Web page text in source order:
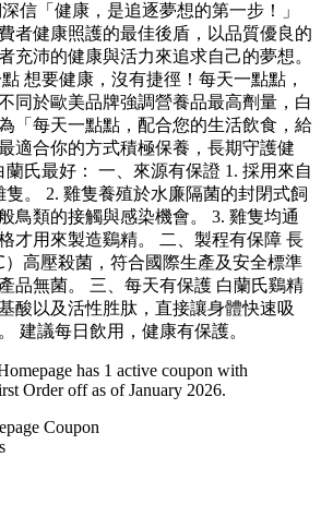
信「健康，是追逐夢想的第一步！」
者健康照護的最佳後盾，以品質優良的
充沛的健康與活力來追求自己的夢想。
想要健康，沒有捷徑！每天一點點，
同於歐美品牌強調營養品最高劑量，白
「每天一點點，配合您的生活飲食，給
適合你的方式­積極保養，長期守護健
蘭氏最好： 一、來源有保證 1. 採用來自
隻。 2. 雞隻養殖於水廉隔菌的封閉式飼
鳥類的接觸與感染機會。 3. 雞隻均通
才用來製造鷄精。 二、製程有保障 長
高壓殺菌，符合國際生產及安全標準
品無菌。 三、每天有保護 白蘭氏鷄精
酸以及活性胜肽，直接讓身體快速吸
建議每日飲用，健康有保護。
has 1 active coupon with
Order off as of January 2026.
Coupon